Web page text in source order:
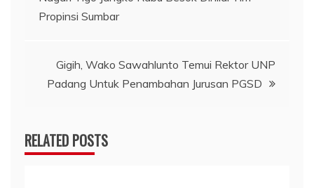
pos
Propinsi Sumbar
Gigih, Wako Sawahlunto Temui Rektor UNP
Padang Untuk Penambahan Jurusan PGSD
RELATED POSTS